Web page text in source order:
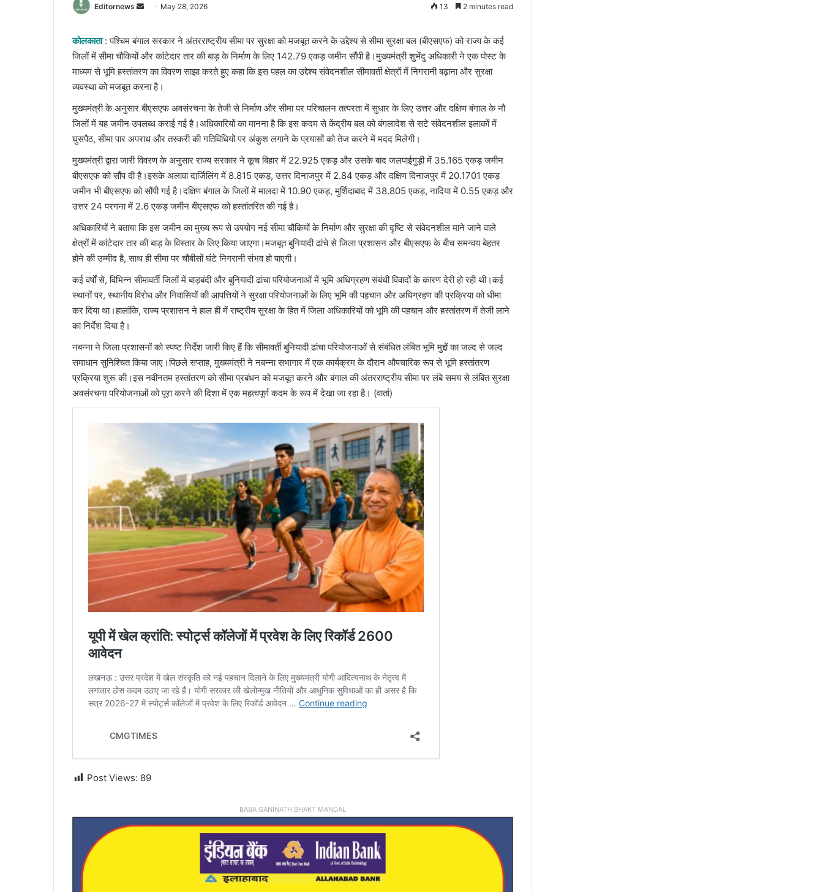
Editornews
Send May 28, 2026 13 2 minutes read
कोलकाता : पश्चिम बंगाल सरकार ने अंतरराष्ट्रीय सीमा पर सुरक्षा को मजबूत करने के उद्देश्य से सीमा सुरक्षा बल (बीएसएफ) को राज्य के कई
जिलों में सीमा चौकियों और कांटेदार तार की बाड़ के निर्माण के लिए 142.79 एकड़ जमीन सौंपी है।मुख्यमंत्री शुभेंदु अधिकारी ने एक पोस्ट के
माध्यम से भूमि हस्तांतरण का विवरण साझा करते हुए कहा कि इस पहल का उद्देश्य संवेदनशील सीमावर्ती क्षेत्रों में निगरानी बढ़ाना और सुरक्षा
व्यवस्था को मजबूत करना है।
मुख्यमंत्री के अनुसार बीएसएफ अवसंरचना के तेजी से निर्माण और सीमा पर परिचालन तत्परता में सुधार के लिए उत्तर और दक्षिण बंगाल के नौ
जिलों में यह जमीन उपलब्ध कराई गई है।अधिकारियों का मानना है कि इस कदम से केंद्रीय बल को बंगलादेश से सटे संवेदनशील इलाकों में
घुसपैठ, सीमा पार अपराध और तस्करी की गतिविधियों पर अंकुश लगाने के प्रयासों को तेज करने में मदद मिलेगी।
मुख्यमंत्री द्वारा जारी विवरण के अनुसार राज्य सरकार ने कूच बिहार में 22.925 एकड़ और उसके बाद जलपाईगुड़ी में 35.165 एकड़ जमीन
बीएसएफ को सौंप दी है।इसके अलावा दार्जिलिंग में 8.815 एकड़, उत्तर दिनाजपुर में 2.84 एकड़ और दक्षिण दिनाजपुर में 20.1701 एकड़
जमीन भी बीएसएफ को सौंपी गई है।दक्षिण बंगाल के जिलों में मालदा में 10.90 एकड़, मुर्शिदाबाद में 38.805 एकड़, नादिया में 0.55 एकड़ और
उत्तर 24 परगना में 2.6 एकड़ जमीन बीएसएफ को हस्तांतरित की गई है।
अधिकारियों ने बताया कि इस जमीन का मुख्य रूप से उपयोग नई सीमा चौकियों के निर्माण और सुरक्षा की दृष्टि से संवेदनशील माने जाने वाले
क्षेत्रों में कांटेदार तार की बाड़ के विस्तार के लिए किया जाएगा।मजबूत बुनियादी ढांचे से जिला प्रशासन और बीएसएफ के बीच समन्वय बेहतर
होने की उम्मीद है, साथ ही सीमा पर चौबीसों घंटे निगरानी संभव हो पाएगी।
कई वर्षों से, विभिन्न सीमावर्ती जिलों में बाड़बंदी और बुनियादी ढांचा परियोजनाओं में भूमि अधिग्रहण संबंधी विवादों के कारण देरी हो रही थी।कई
स्थानों पर, स्थानीय विरोध और निवासियों की आपत्तियों ने सुरक्षा परियोजनाओं के लिए भूमि की पहचान और अधिग्रहण की प्रक्रिया को धीमा
कर दिया था।हालांकि, राज्य प्रशासन ने हाल ही में राष्ट्रीय सुरक्षा के हित में जिला अधिकारियों को भूमि की पहचान और हस्तांतरण में तेजी लाने
का निर्देश दिया है।
नबन्ना ने जिला प्रशासनों को स्पष्ट निर्देश जारी किए हैं कि सीमावर्ती बुनियादी ढांचा परियोजनाओं से संबंधित लंबित भूमि मुद्दों का जल्द से जल्द
समाधान सुनिश्चित किया जाए।पिछले सप्ताह, मुख्यमंत्री ने नबन्ना सभागार में एक कार्यक्रम के दौरान औपचारिक रूप से भूमि हस्तांतरण
प्रक्रिया शुरू की।इस नवीनतम हस्तांतरण को सीमा प्रबंधन को मजबूत करने और बंगाल की अंतरराष्ट्रीय सीमा पर लंबे समय से लंबित सुरक्षा
अवसंरचना परियोजनाओं को पूरा करने की दिशा में एक महत्वपूर्ण कदम के रूप में देखा जा रहा है। (वार्ता)
Post Views: 89
BABA GANINATH BHAKT MANDAL